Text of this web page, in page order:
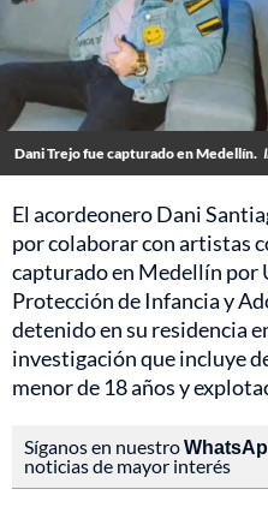
Dani Trejo fue capturado en Medellín.
El acordeonero Dani
por colaborar con artistas
capturado en Medellín por
Protección de Infancia y
detenido en su residencia
investigación que incluye
menor de 18 años y
Síganos en nuestro
noticias de mayor interés